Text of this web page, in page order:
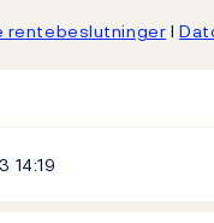
rentebeslutningerl
14:19